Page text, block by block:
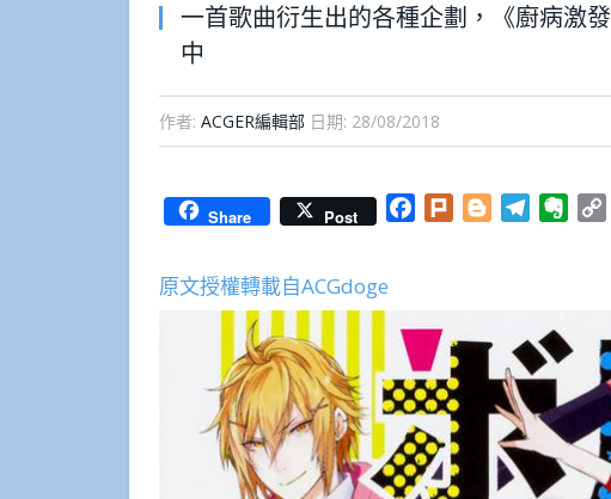
一首歌曲衍生出的各種企劃，《廚病激
中
作者: ACGER編輯部 日期: 28/08/2018
Share Post Facebook
Plurk BloggerTelegram
原文授權轉載自ACGdoge